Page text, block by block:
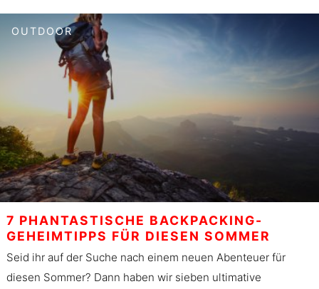
OUTDOOR
7 PHANTASTISCHE BACKPACKING-
GEHEIMTIPPS FÜR DIESEN SOMMER
Seid ihr auf der Suche nach einem neuen Abenteuer für
diesen Sommer? Dann haben wir sieben ultimative